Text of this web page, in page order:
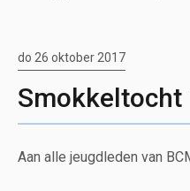
do 26 oktober 2017
Smokkeltocht
Aan alle jeugdleden van